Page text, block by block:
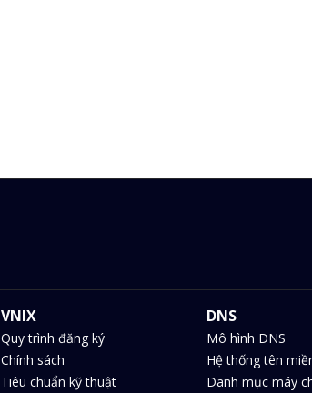
VNIX
Quy trình đăng ký
Chính sách
Tiêu chuẩn kỹ thuật
DNS
Mô hình DNS
Hệ thống tên
Danh mục máy